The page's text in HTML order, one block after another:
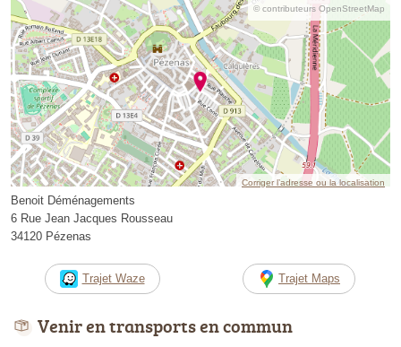
© contributeurs OpenStreetMap
Corriger l’adresse ou la localisation
Benoit Déménagements
6 Rue Jean Jacques Rousseau
34120 Pézenas
Trajet Waze Trajet Maps
Venir en transports en commun